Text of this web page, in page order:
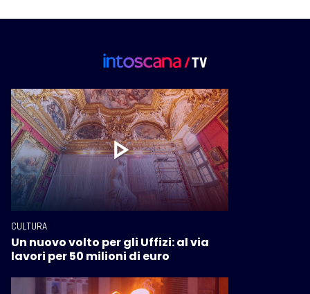
CULTURA
Un nuovo volto per gli Uffizi: al via
lavori per 50 milioni di euro